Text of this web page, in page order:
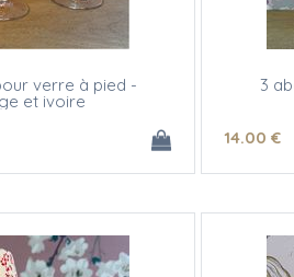
verre à pied -
et ivoire
3
14.00 €